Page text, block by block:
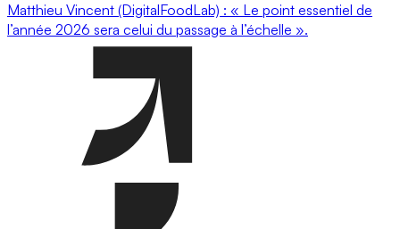
Matthieu Vincent (DigitalFoodLab) : « Le point essentiel de
l’année 2026 sera celui du passage à l’échelle ».